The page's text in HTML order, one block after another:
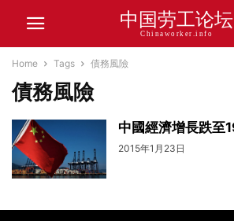
中国劳工论坛
Chinaworker.info
Home Tags 債務風險
債務風險
中國經濟增長跌至
2015年1月23日